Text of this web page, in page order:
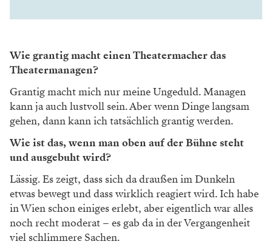
Wie grantig macht einen Theatermacher das
Theatermanagen?
Grantig macht mich nur meine Ungeduld. Managen
kann ja auch lustvoll sein. Aber wenn Dinge langsam
gehen, dann kann ich tatsächlich grantig werden.
Wie ist das, wenn man oben auf der Bühne steht
und ausgebuht wird?
Lässig. Es zeigt, dass sich da draußen im Dunkeln
etwas bewegt und dass wirklich reagiert wird. Ich habe
in Wien schon einiges erlebt, aber eigentlich war alles
noch recht moderat – es gab da in der Vergangenheit
viel schlimmere Sachen.